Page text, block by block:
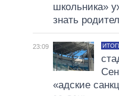
школьника»
знать
23:09
«адские